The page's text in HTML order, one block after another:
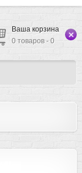
Ваша корзина
0 товаров - 0